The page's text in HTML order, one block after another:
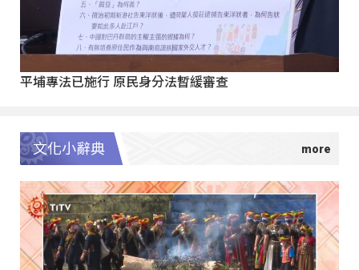
平埔專法已施行 原民身分法暫緩審查
文化小辭典